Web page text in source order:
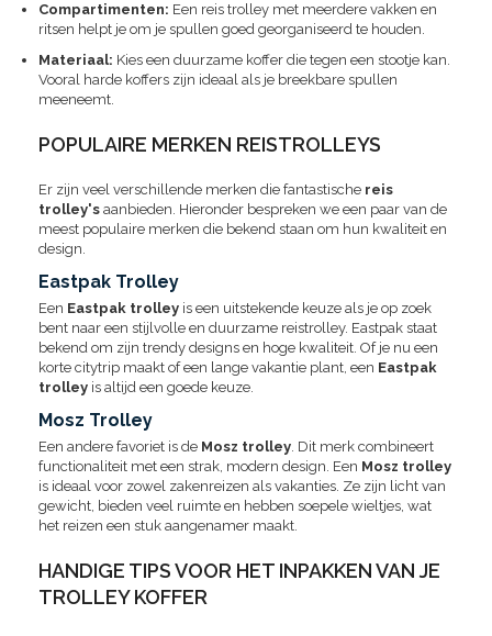
Compartimenten: Een reis trolley met meerdere vakken en
ritsen helpt je om je spullen goed georganiseerd te houden.
Materiaal: Kies een duurzame koffer die tegen een stootje kan.
Vooral harde koffers zijn ideaal als je breekbare spullen
meeneemt.
POPULAIRE MERKEN REISTROLLEYS
Er zijn veel verschillende merken die fantastische reis
trolley's aanbieden. Hieronder bespreken we een paar van de
meest populaire merken die bekend staan om hun kwaliteit en
design.
Eastpak Trolley
Een Eastpak trolley is een uitstekende keuze als je op zoek
bent naar een stijlvolle en duurzame reistrolley. Eastpak staat
bekend om zijn trendy designs en hoge kwaliteit. Of je nu een
korte citytrip maakt of een lange vakantie plant, een Eastpak
trolley is altijd een goede keuze.
Mosz Trolley
Een andere favoriet is de Mosz trolley. Dit merk combineert
functionaliteit met een strak, modern design. Een Mosz trolley
is ideaal voor zowel zakenreizen als vakanties. Ze zijn licht van
gewicht, bieden veel ruimte en hebben soepele wieltjes, wat
het reizen een stuk aangenamer maakt.
HANDIGE TIPS VOOR HET INPAKKEN VAN JE
TROLLEY KOFFER